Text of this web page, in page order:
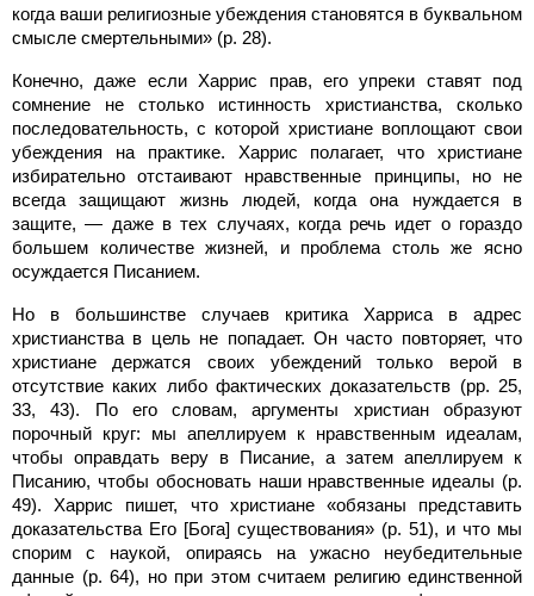
когда ваши религиозные убеждения становятся в буквальном
смысле смертельными» (p. 28).
Конечно, даже если Харрис прав, его упреки ставят под
сомнение не столько истинность христианства, сколько
последовательность, с которой христиане воплощают свои
убеждения на практике. Харрис полагает, что христиане
избирательно отстаивают нравственные принципы, но не
всегда защищают жизнь людей, когда она нуждается в
защите, — даже в тех случаях, когда речь идет о гораздо
большем количестве жизней, и проблема столь же ясно
осуждается Писанием.
Но в большинстве случаев критика Харриса в адрес
христианства в цель не попадает. Он часто повторяет, что
христиане держатся своих убеждений только верой в
отсутствие каких либо фактических доказательств (pp. 25,
33, 43). По его словам, аргументы христиан образуют
порочный круг: мы апеллируем к нравственным идеалам,
чтобы оправдать веру в Писание, а затем апеллируем к
Писанию, чтобы обосновать наши нравственные идеалы (p.
49). Харрис пишет, что христиане «обязаны представить
доказательства Его [Бога] существования» (p. 51), и что мы
спорим с наукой, опираясь на ужасно неубедительные
данные (p. 64), но при этом считаем религию единственной